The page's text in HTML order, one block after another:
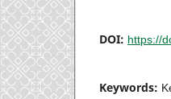
DOI: https://
Keywords: